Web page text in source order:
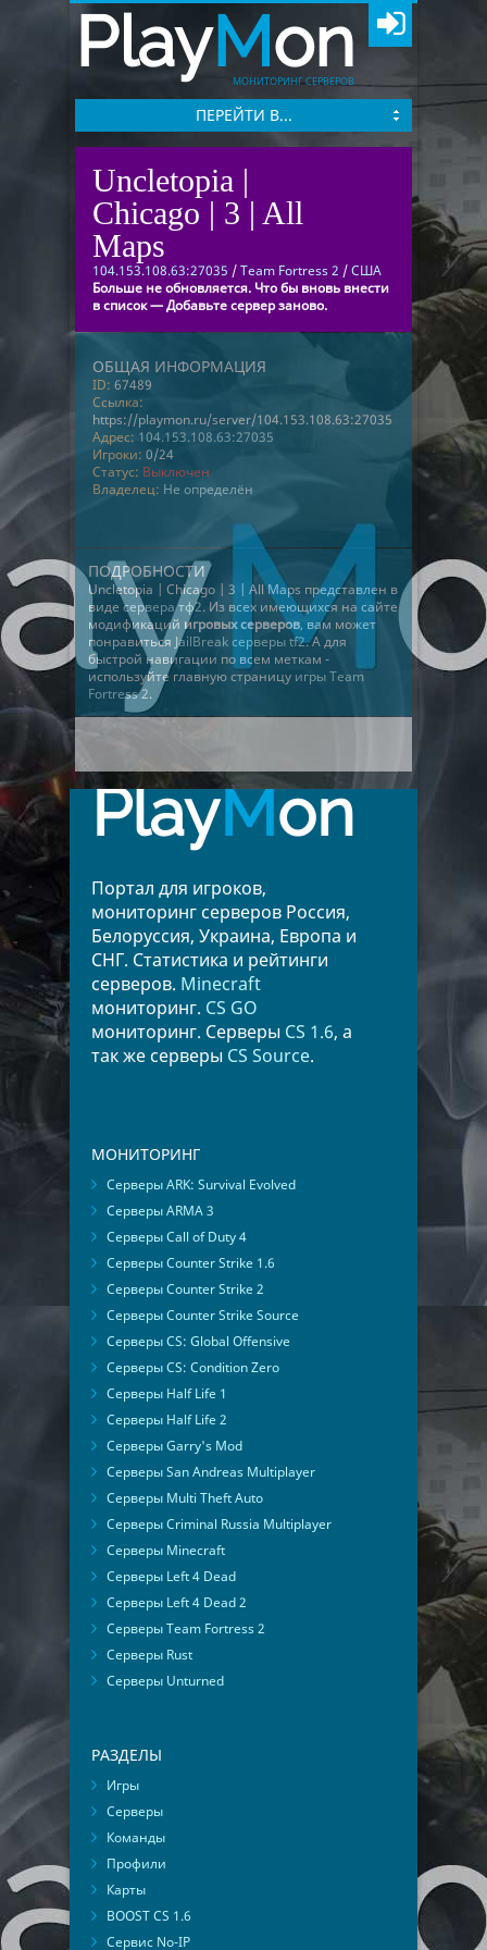
PlayMon
МОНИТОРИНГ СЕРВЕРОВ
ПЕРЕЙТИ В...
Uncletopia |
Chicago | 3 | All
Maps
104.153.108.63:27035 /Team Fortress 2 /США
Больше не обновляется. Что бы вновь внести
в список — Добавьте сервер заново.
ОБЩАЯ ИНФОРМАЦИЯ
ID: 67489
Ссылка:
https://playmon.ru/server/104.153.108.63:27035
Адрес: 104.153.108.63:27035
Игроки: 0/24
Статус: Выключен
Владелец: Не определён
ПОДРОБНОСТИ
Uncletopia | Chicago | 3 | All Maps представлен в
видесервера тф2. Из всех имеющихся на сайте
модификаций игровых серверов, вам может
понравиться JailBreak серверы tf2. А для
быстрой навигации по всем меткам -
используйте главную страницу игры Team
Fortress 2.
PlayMon
Портал для игроков,
мониторинг серверов Россия,
Белоруссия, Украина, Европа и
СНГ. Статистика и рейтинги
серверов. Minecraft
мониторинг. CS GO
мониторинг. Серверы CS 1.6, а
так же серверы CS Source.
МОНИТОРИНГ
Серверы ARK: Survival Evolved
Серверы ARMA 3
Серверы Call of Duty 4
Серверы Counter Strike 1.6
Серверы Counter Strike 2
Серверы Counter Strike Source
Серверы CS: Global Offensive
Серверы CS: Condition Zero
Серверы Half Life 1
Серверы Half Life 2
Серверы Garry's Mod
Серверы San Andreas Multiplayer
Серверы Multi Theft Auto
Серверы Criminal Russia Multiplayer
Серверы Minecraft
Серверы Left 4 Dead
Серверы Left 4 Dead 2
Серверы Team Fortress 2
Серверы Rust
Серверы Unturned
РАЗДЕЛЫ
Игры
Серверы
Команды
Профили
Карты
BOOST CS 1.6
Сервис No-IP